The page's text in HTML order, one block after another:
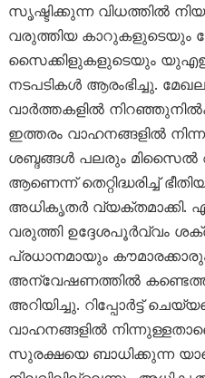
സൃഷ്ടിക്കുന്ന വിധത്തിൽ
വരുത്തിയ കാറുകളുടെയും
സൈക്കിളുകളുടെയും
നടപടികൾ ആരംഭിച്ചു.
വാർത്തകളിൽ
ഇത്തരം വാഹനങ്ങളിൽ
ശബ്ദങ്ങൾ പലരും
ആണെന്ന് തെറ്റിദ്ധരിച്ച്
അധികൃതർ വ്യക്തമാക്കി.
വരുത്തി ഉദ്ദേശപൂർവ്വം
പ്രധാനമായും
അന്വേഷണത്തിൽ
അറിയിച്ചു. റിപ്പോർട്ട്
വാഹനങ്ങളിൽ
സുരക്ഷയെ ബാധിക്കുന്ന